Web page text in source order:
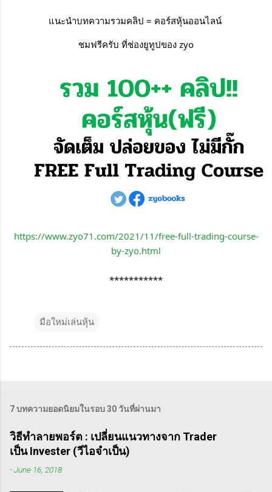
แนะนำบทความรวมคลิป = คอร์สหุ้นออนไลน์
ชมฟรีครับ ที่ช่องยูทูปของ zyo
https://www.zyo71.com/2021/11/free-full-trading-course-
by-zyo.html
***********
มือใหม่เล่นหุ้น
7 บทความยอดนิยมในรอบ 30 วันที่ผ่านมา
วิธีทำลายพอร์ต : เปลี่ยนแนวทางจาก Trader
เป็น Invester (วีไอจำเป็น)
-June 16, 2018